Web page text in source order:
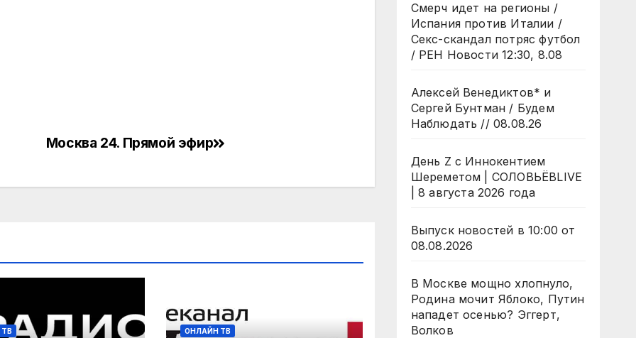
Москва 24. Прямой эфир
ОНЛАЙН ТВ
Смерч идет на регионы /
Испания против Италии /
Секс-скандал потряс футбол
/ РЕН Новости 12:30, 8.08
Алексей Венедиктов* и
Сергей Бунтман / Будем
Наблюдать // 08.08.26
День Z с Иннокентием
Шереметом | СОЛОВЬЁВLIVE
| 8 августа 2026 года
Выпуск новостей в 10:00 от
08.08.2026
В Москве мощно хлопнуло,
Родина мочит Яблоко, Путин
нападет осенью? Эггерт,
Волков